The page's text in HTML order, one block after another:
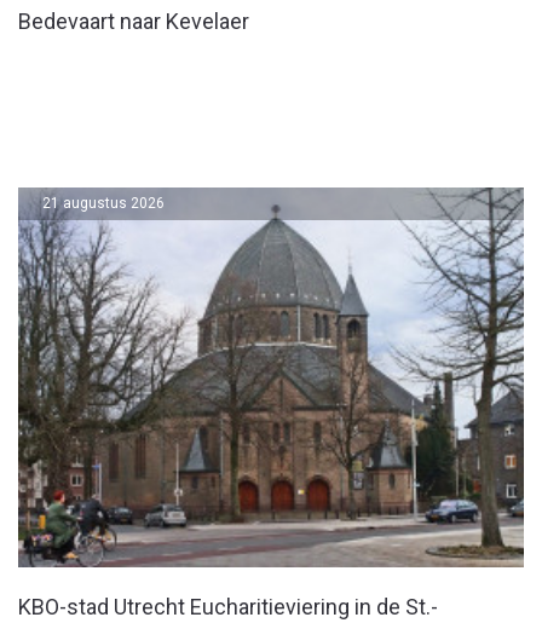
Bedevaart naar Kevelaer
KBO-stad Utrecht Eucharitieviering in de St.-
21 augustus 2026